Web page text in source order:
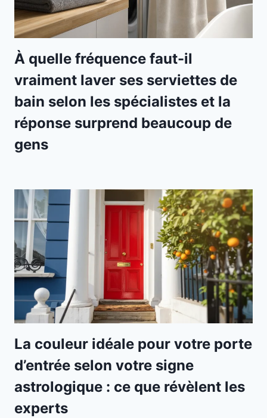
À quelle fréquence faut-il
vraiment laver ses serviettes de
bain selon les spécialistes et la
réponse surprend beaucoup de
gens
La couleur idéale pour votre porte
d’entrée selon votre signe
astrologique : ce que révèlent les
experts